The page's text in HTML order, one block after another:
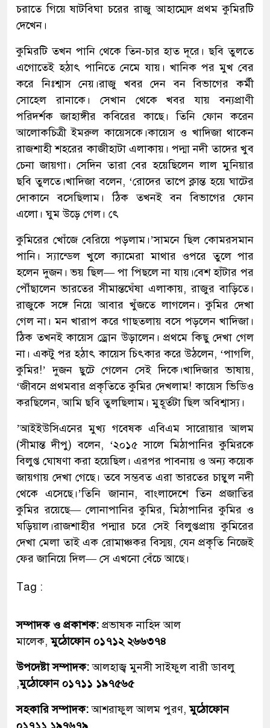
চরাতে গিয়ে ষাটবিঘা চরের রাজু আহাম্মেদ প্রথম কুমিরটি
দেখেন।
কুমিরটি তখন পানি থেকে তিন-চার হাত দূরে। ছবি তুলতে
এগোতেই হঠাৎ পানিতে নেমে যায়। খানিক পর মুখ বের
করে নিঃশ্বাস নেয়।রাজু খবর দেন বন বিভাগের কর্মী
সোহেল রানাকে। সেখান থেকে খবর যায় বন্যপ্রাণী
পরিদর্শক জাহাঙ্গীর কবিরের কাছে। তিনি ফোন করেন
আলোকচিত্রী ইমরুল কায়েসকে।কায়েস ও খাদিজা থাকেন
রাজশাহী শহরের কাজীহাটা এলাকায়। পদ্মা নদী তাদের খুব
চেনা জায়গা। সেদিন তারা বের হয়েছিলেন লাল মুনিয়ার
ছবি তুলতে।খাদিজা বলেন, ‘রোদের তাপে ক্লান্ত হয়ে ঘাটের
দোকানে বসেছিলাম। ঠিক তখনই বন বিভাগের ফোন
এলো। ঘুম উড়ে গেল। ৎে
কুমিরের খোঁজে বেরিয়ে পড়লাম।’সামনে ছিল কোমরসমান
পানি। স্যান্ডেল খুলে ক্যামেরা মাথার ওপরে তুলে পার
হলেন দুজন। ভয় ছিল— পা পিছলে না যায়।বেশ হাঁটার পর
পৌঁছালেন ভারতের সীমান্তঘেঁষা এলাকায়, রাজুর বাড়িতে।
রাজুকে সঙ্গে নিয়ে আবার খুঁজতে লাগলেন। কুমির দেখা
গেল না। মন খারাপ করে গাছতলায় বসে পড়লেন খাদিজা।
ঠিক তখনই কায়েস ড্রোন উড়ালেন। প্রথমে কিছু দেখা গেল
না। একটু পর হঠাৎ কায়েস চিৎকার করে উঠলেন, ‘পাগলি,
কুমির!’ দুজন ছুটে গেলেন সেই দিকে।খাদিজার ভাষায়,
‘জীবনে প্রথমবার প্রকৃতিতে কুমির দেখলাম! কায়েস ভিডিও
করছিলেন, আমি ছবি তুলছিলাম। মুহূর্তটা ছিল অবিশ্বাস্য।
’আইইউসিএনের মুখ্য গবেষক এবিএম সারোয়ার আলম
(সীমান্ত দীপু) বলেন, ‘২০১৫ সালে মিঠাপানির কুমিরকে
বিলুপ্ত ঘোষণা করা হয়েছিল। এরপর পাবনায় ও অন্য কয়েক
জায়গায় দেখা গেছে। তবে সম্ভবত এরা ভারতের চাম্বুল নদী
থেকে এসেছে।’তিনি জানান, বাংলাদেশে তিন প্রজাতির
কুমির রয়েছে— লোনাপানির কুমির, মিঠাপানির কুমির ও
ঘড়িয়াল।রাজশাহীর পদ্মার চরে সেই বিলুপ্তপ্রায় কুমিরের
দেখা মেলা তাই এক রোমাঞ্চকর বিস্ময়, যেন প্রকৃতি নিজেই
ফের জানিয়ে দিল— সে এখনো বেঁচে আছে।
Tag :
সম্পাদক ও প্রকাশক: প্রভাষক নাহিদ আল
মালেক,মুঠোফোন ০১৭১২ ২৬৬৩৭৪
উপদেষ্টা সম্পাদক:আলহাজ্ব মুনসী সাইফুল বারী ডাবলু
,মুঠোফোন ০১৭১১ ১৯৭৫৬৫
সহকারি সম্পাদক:আশরাফুল আলম পুরণ,মুঠোফোন